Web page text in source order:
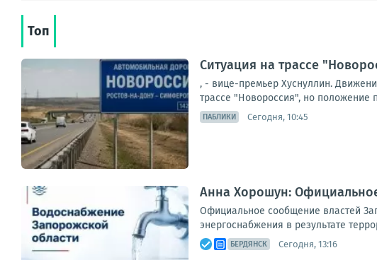
Топ
Ситуация на трассе
, - вице-премьер Хуснуллин.
трассе "Новороссия", но положение
ПАБЛИКИ Сегодня, 10:45
Анна Хорошун:
Официальное сообщение властей
энергоснабжения в результате
БЕРДЯНСК Сегодня, 13:16